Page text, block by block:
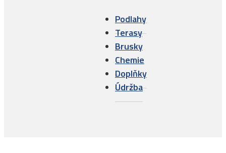
Podlahy
Terasy
Brusky
Chemie
Doplňky
Údržba